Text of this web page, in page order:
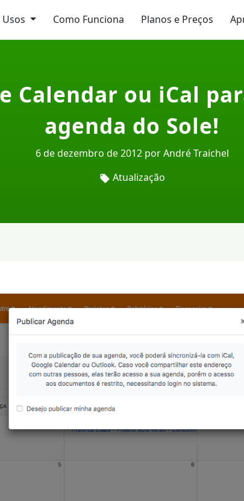
Usos Como Funciona Planos e Preços
Calendar ou iCal
agenda do Sole!
6 de dezembro de 2012 por André Traichel
Atualização